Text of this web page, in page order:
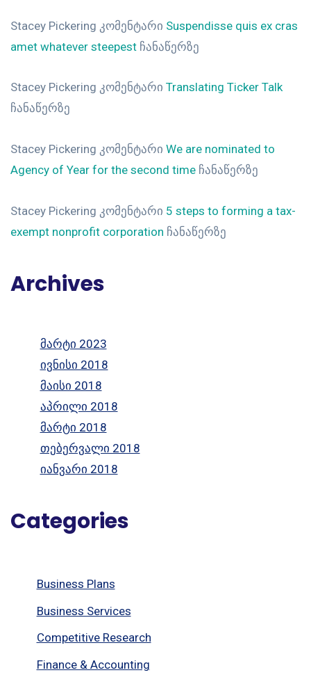
Stacey Pickering კომენტარი Suspendisse quis ex cras
amet whatever steepest ჩანაწერზე
Stacey Pickering კომენტარი Translating Ticker Talk
ჩანაწერზე
Stacey Pickering კომენტარი We are nominated to
Agency of Year for the second time ჩანაწერზე
Stacey Pickering კომენტარი 5 steps to forming a tax-
exempt nonprofit corporation ჩანაწერზე
Archives
მარტი 2023
ივნისი 2018
მაისი 2018
აპრილი 2018
მარტი 2018
თებერვალი 2018
იანვარი 2018
Categories
Business Plans
Business Services
Competitive Research
Finance & Accounting